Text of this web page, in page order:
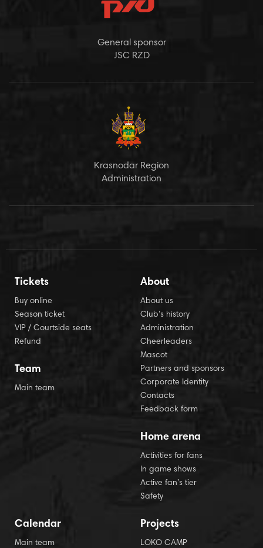
General sponsor
JSC RZD
Krasnodar Region
Administration
Tickets
Buy online
Season ticket
VIP / Courtside seats
Refund
Team
Main team
About
About us
Club’s history
Administration
Cheerleaders
Mascot
Partners and sponsors
Corporate Identity
Contacts
Feedback form
Home arena
Activities for fans
In game shows
Active fan’s tier
Safety
Calendar
Main team
Projects
LOKO CAMP